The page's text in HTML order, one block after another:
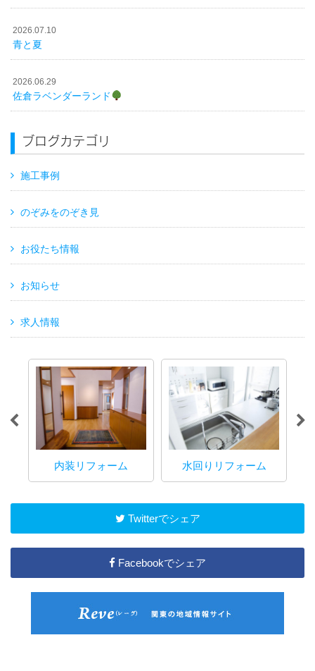
2026.07.10
青と夏
2026.06.29
佐倉ラベンダーランド
ブログカテゴリ
施工事例
のぞみをのぞき見
お役たち情報
お知らせ
求人情報
内装リフォーム 水回りリフォーム
Twitterでシェア
Facebookでシェア